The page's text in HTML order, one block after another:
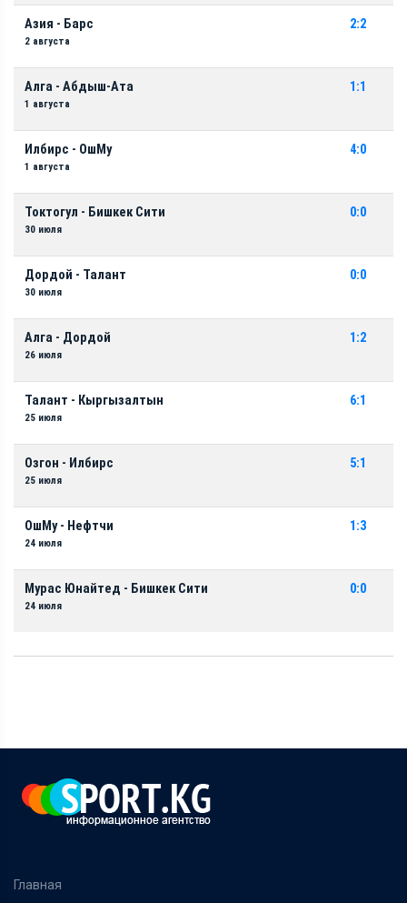
Азия - Барс
2 августа
2:2
Алга - Абдыш-Ата
1 августа
1:1
Илбирс - ОшМу
1 августа
4:0
Токтогул - Бишкек Сити
30 июля
0:0
Дордой - Талант
30 июля
0:0
Алга - Дордой
26 июля
1:2
Талант - Кыргызалтын
25 июля
6:1
Озгон - Илбирс
25 июля
5:1
ОшМу - Нефтчи
24 июля
1:3
Мурас Юнайтед - Бишкек Сити
24 июля
0:0
Главная